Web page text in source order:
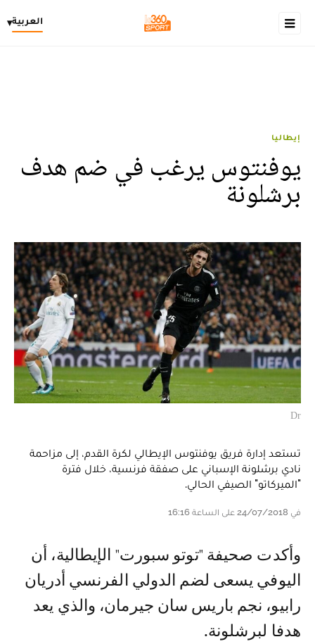
العربية▾
إيطاليا
يوفنتوس يرغب في ضم هدف
برشلونة
Dr
تستعد إدارة فريق يوفنتوس الإيطالي لكرة القدم، إلى مزاحمة
نادي برشلونة الإسباني على صفقة فرنسية، خلال فترة
"الميركاتو" الصيفي الحالي.
في 24/07/2018 على الساعة 16:16
وأكدت صحيفة "توتو سبورت" الإيطالية، أن
اليوفي يسعى لضم الدولي الفرنسي أدريان
رابيو، نجم باريس سان جيرمان، والذي يعد
هدفا لبرشلونة.